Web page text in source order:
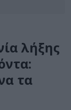
λήξης
τα